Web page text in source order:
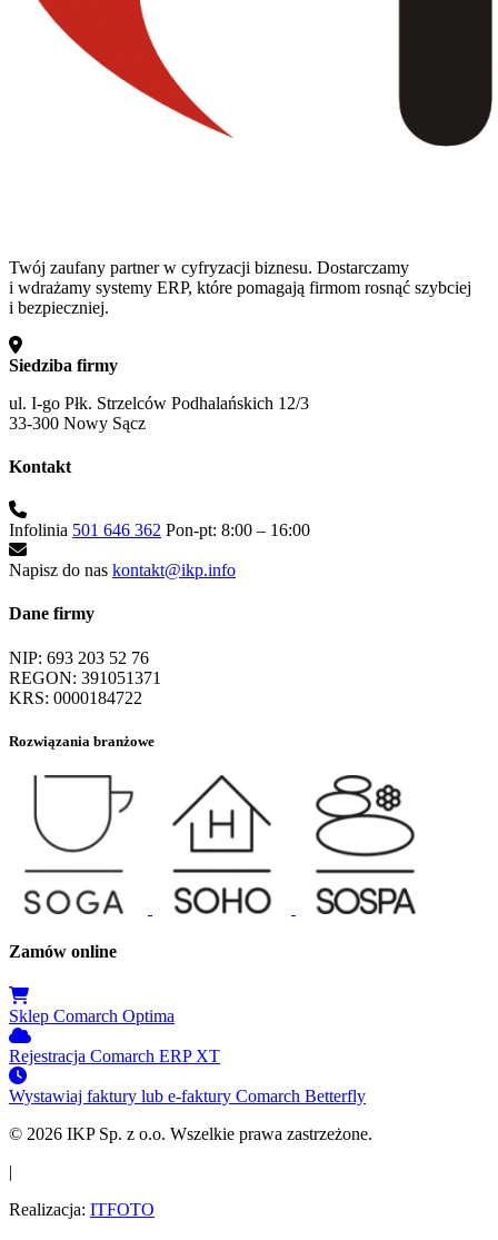
Twój zaufany partner w cyfryzacji biznesu. Dostarczamy
i wdrażamy systemy ERP, które pomagają firmom rosnąć szybciej
i bezpieczniej.
Siedziba firmy
ul. I-go Płk. Strzelców Podhalańskich 12/3
33-300 Nowy Sącz
Kontakt
Infolinia 501 646 362 Pon-pt: 8:00 – 16:00
Napisz do nas kontakt@ikp.info
Dane firmy
NIP: 693 203 52 76
REGON: 391051371
KRS: 0000184722
Rozwiązania branżowe
Zamów online
Sklep Comarch Optima
Rejestracja Comarch ERP XT
Wystawiaj faktury lub e-faktury Comarch Betterfly
© 2026 IKP Sp. z o.o. Wszelkie prawa zastrzeżone.
|
Realizacja: ITFOTO